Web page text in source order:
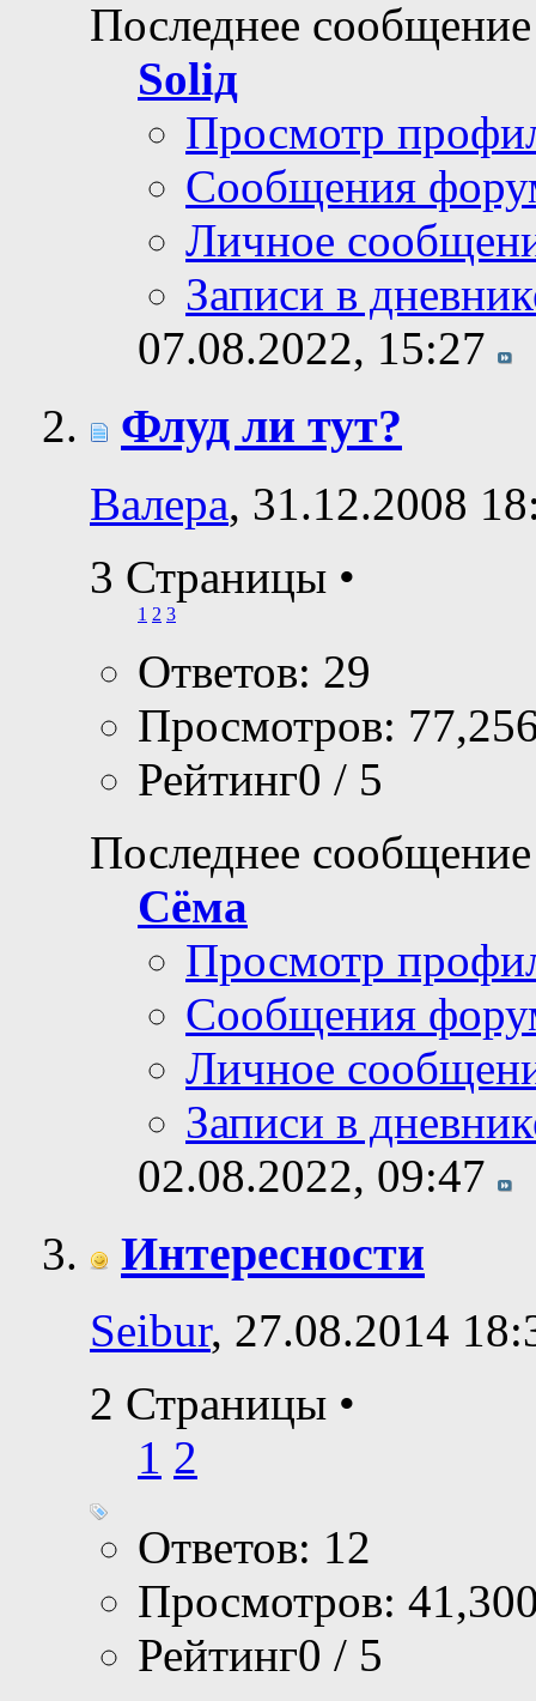
Последнее
Soliд
Просмотр
Сообщения
Личное
Записи в
07.08.2022, 15:27
Флуд ли тут?
Валера, 31.12.2008
3 Страницы •
1 2 3
Ответов: 29
Просмотров:
Рейтинг0 / 5
Последнее
Сёма
Просмотр
Сообщения
Личное
Записи в
02.08.2022, 09:47
Интересности
Seibur, 27.08.2014
2 Страницы •
1 2
Ответов: 12
Просмотров:
Рейтинг0 / 5